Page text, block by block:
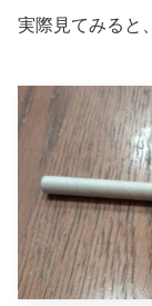
実際見てみると、